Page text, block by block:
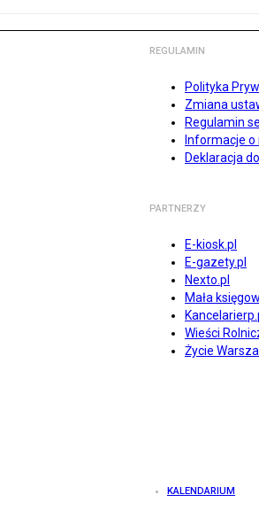
REGULAMIN
Polityka
Zmiana
Regulamin
Informacje
Deklaracja
PARTNERZY
E-kiosk.pl
E-gazety.pl
Nexto.pl
Mała
Wieści
Życie
KALENDARIUM